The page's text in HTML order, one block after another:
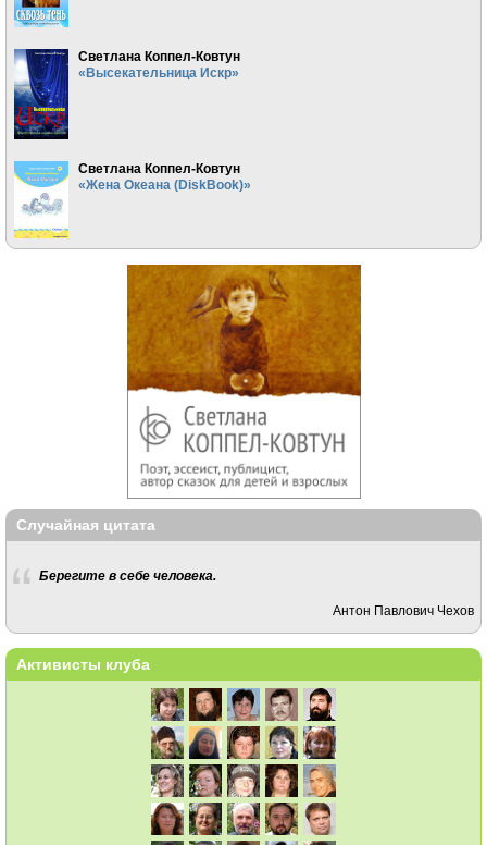
Светлана Коппел-Ковтун
«Высекательница Искр»
Светлана Коппел-Ковтун
«Жена Океана (DiskBook)»
Случайная цитата
Берегите в себе человека.
Антон Павлович Чехов
Активисты клуба